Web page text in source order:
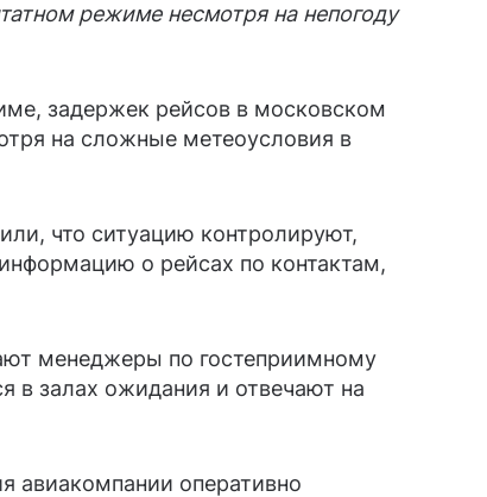
режиме несмотря на непогоду
задержек рейсов в московском
на сложные метеоусловия в
что ситуацию контролируют,
о рейсах по контактам,
менеджеры по гостеприимному
в залах ожидания и отвечают на
авиакомпании оперативно